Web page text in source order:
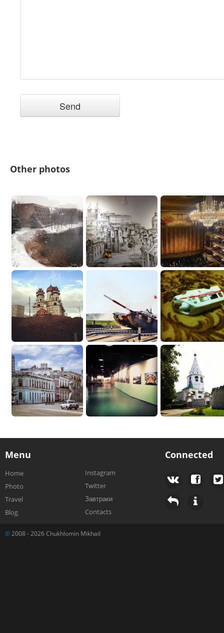
Other photos
Menu
Home
Photo
Travel
Blog
Instagram
Twitter
Завтраки
Contacts
Connected
© 2008 - 2026 Chukhlomin Mikhail